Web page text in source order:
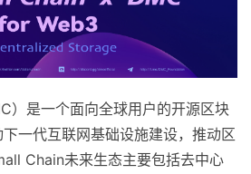
）是一个面向全球用户的开源区块
一代互联网基础设施建设，推动区
Chain未来生态主要包括去中心